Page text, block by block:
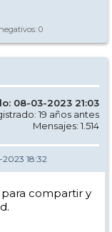
0
08-03-2023 21:03
19 años antes
Mensajes: 1.514
18:32
compartir y